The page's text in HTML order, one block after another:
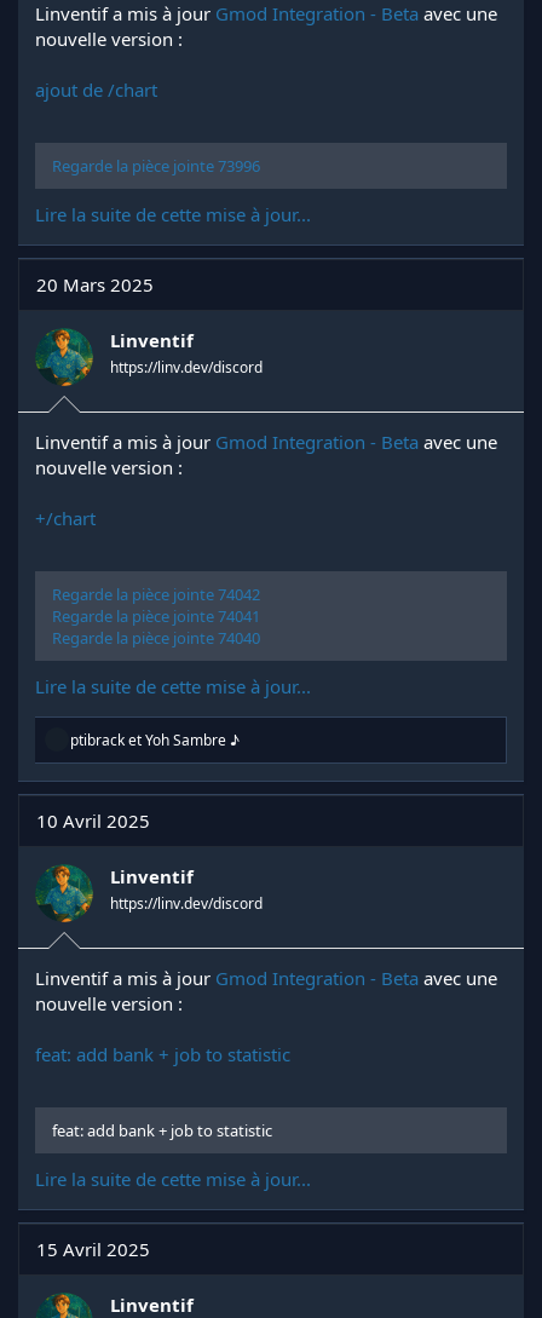
Linventif a mis à jour Gmod Integration - Beta avec une
nouvelle version :
ajout de /chart
Regarde la pièce jointe 73996
Lire la suite de cette mise à jour...
20 Mars 2025
Linventif
https://linv.dev/discord
Linventif a mis à jour Gmod Integration - Beta avec une
nouvelle version :
+/chart
Regarde la pièce jointe 74042
Regarde la pièce jointe 74041
Regarde la pièce jointe 74040
Lire la suite de cette mise à jour...
R
a
c
t
n
s
:
ptibracketYoh Sambre ♪
10 Avril 2025
Linventif
https://linv.dev/discord
Linventif a mis à jour Gmod Integration - Beta avec une
nouvelle version :
feat: add bank + job to statistic
feat: add bank + job to statistic
Lire la suite de cette mise à jour...
15 Avril 2025
Linventif